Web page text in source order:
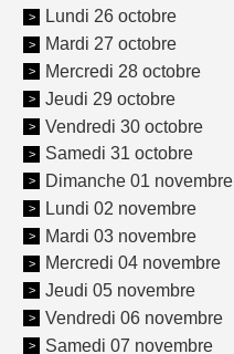
Lundi 26 octobre
Mardi 27 octobre
Mercredi 28 octobre
Jeudi 29 octobre
Vendredi 30 octobre
Samedi 31 octobre
Dimanche 01 novembre
Lundi 02 novembre
Mardi 03 novembre
Mercredi 04 novembre
Jeudi 05 novembre
Vendredi 06 novembre
Samedi 07 novembre